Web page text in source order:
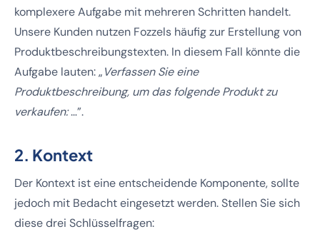
komplexere Aufgabe mit mehreren Schritten handelt.
Unsere Kunden nutzen Fozzels häufig zur Erstellung von
Produktbeschreibungstexten. In diesem Fall könnte die
Aufgabe lauten: „Verfassen Sie eine
Produktbeschreibung, um das folgende Produkt zu
verkaufen:…”.
2. Kontext
Der Kontext ist eine entscheidende Komponente, sollte
jedoch mit Bedacht eingesetzt werden. Stellen Sie sich
diese drei Schlüsselfragen: